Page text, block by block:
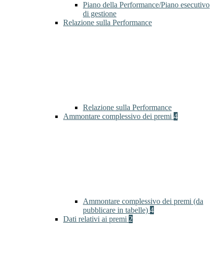
Piano della Performance/Piano esecutivo
di gestione
Relazione sulla Performance
Relazione sulla Performance
Ammontare complessivo dei premi 4
Ammontare complessivo dei premi (da
pubblicare in tabelle) 4
Dati relativi ai premi 2